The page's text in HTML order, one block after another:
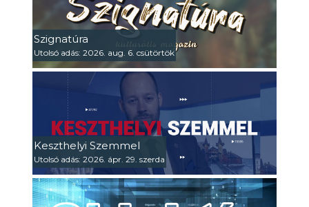
Szignatúra
Utolsó adás: 2026. aug. 6. csütörtök
Keszthelyi Szemmel
Utolsó adás: 2026. ápr. 29. szerda